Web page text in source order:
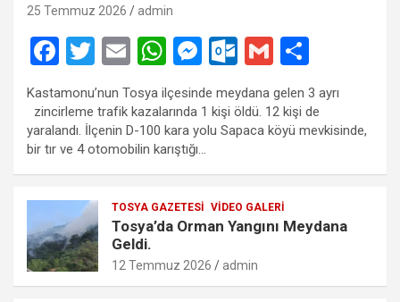
25 Temmuz 2026 admin
F
ce
b
o
o
k
T
wi
tt
er
E
ail
W
at
s
A
p
M
es
se
n
g
er
O
ut
lo
o
o
G
m
ail
h
ar
e
Kastamonu’nun Tosya ilçesinde meydana gelen 3 ayrı
zincirleme trafik kazalarında 1 kişi öldü. 12 kişi de
yaralandı. İlçenin D-100 kara yolu Sapaca köyü mevkisinde,
bir tır ve 4 otomobilin karıştığı…
TOSYA GAZETESI VIDEO GALERI
Tosya’da Orman Yangını Meydana
Geldi.
12 Temmuz 2026 admin